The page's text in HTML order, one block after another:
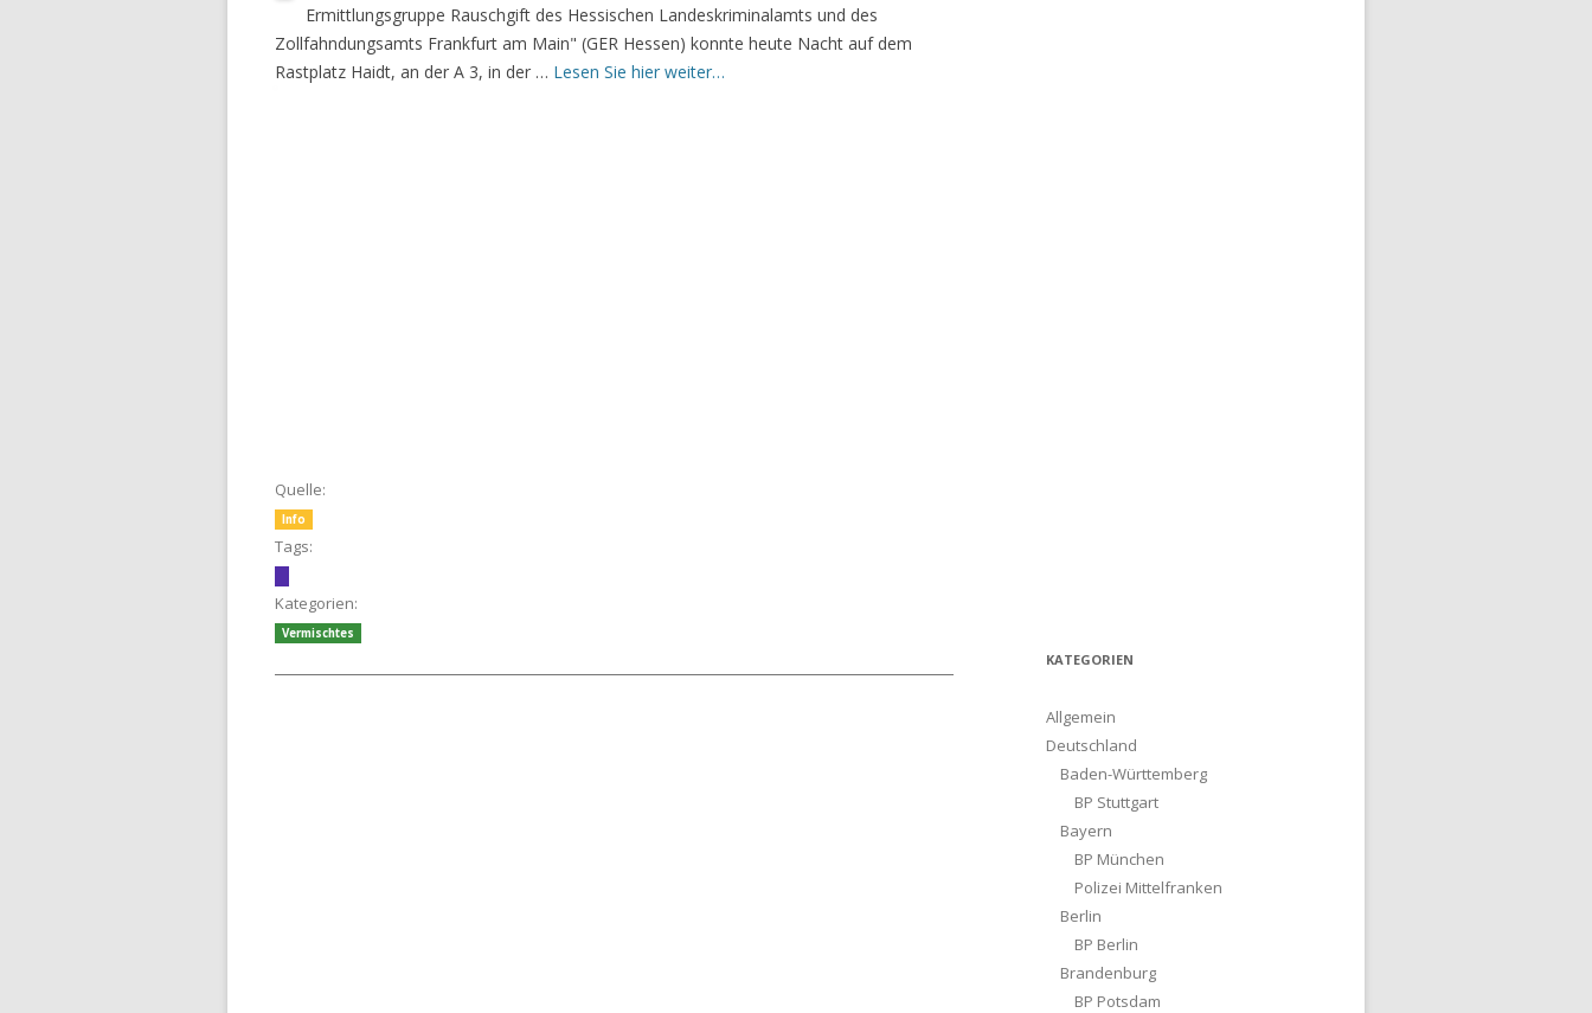
Ermittlungsgruppe Rauschgift des Hessischen Landeskriminalamts und des
Zollfahndungsamts Frankfurt am Main" (GER Hessen) konnte heute Nacht auf dem
Rastplatz Haidt, an der A 3, in der … Lesen Sie hier weiter…
Quelle:
Info
Tags:
Kategorien:
Vermischtes
KATEGORIEN
Allgemein
Deutschland
Baden-Württemberg
BP Stuttgart
Bayern
BP München
Polizei Mittelfranken
Berlin
BP Berlin
Brandenburg
BP Potsdam